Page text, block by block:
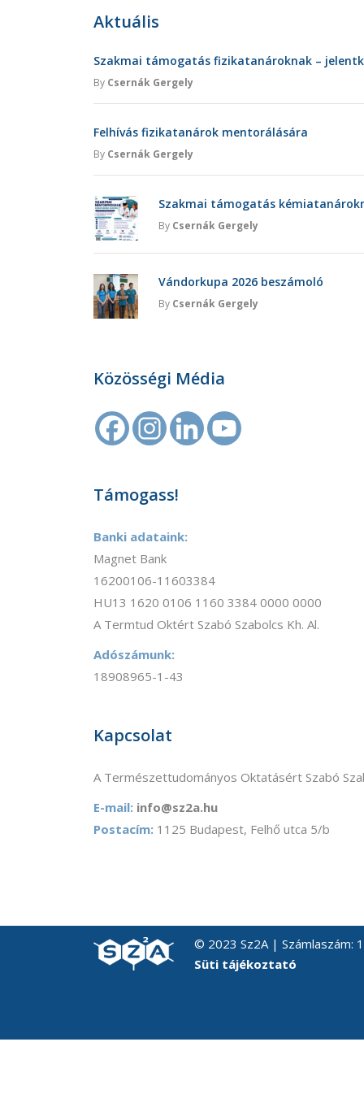
Aktuális
Szakmai támogatás fizikatanároknak –
By Csernák Gergely
Felhívás fizikatanárok mentorálására
By Csernák Gergely
Szakmai támogatás
By Csernák Gergely
Vándorkupa 2026 beszámoló
By Csernák Gergely
Közösségi Média
Támogass!
Banki adataink:
Magnet Bank
16200106-11603384
HU13 1620 0106 1160 3384 0000 0000
A Termtud Oktért Szabó Szabolcs Kh. Al.
Adószámunk:
18908965-1-43
Kapcsolat
A Természettudományos Oktatásért Szabó
E-mail: info@sz2a.hu
Postacím: 1125 Budapest, Felhő utca 5/b
© 2023 Sz2A | Számlaszám:
Süti tájékoztató